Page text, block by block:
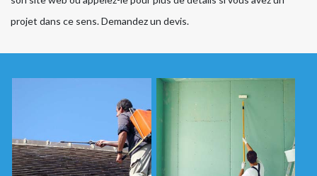
projet dans ce sens. Demandez un devis.